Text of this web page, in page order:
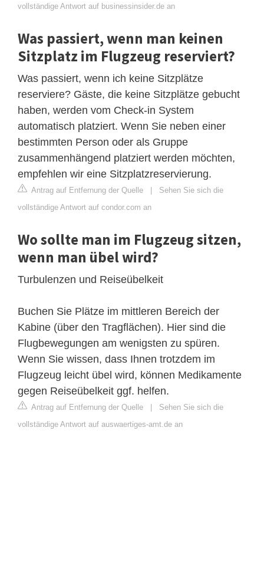
vollständige Antwort auf businessinsider.de an
Was passiert, wenn man keinen
Sitzplatz im Flugzeug reserviert?
Was passiert, wenn ich keine Sitzplätze
reserviere? Gäste, die keine Sitzplätze gebucht
haben, werden vom Check-in System
automatisch platziert. Wenn Sie neben einer
bestimmten Person oder als Gruppe
zusammenhängend platziert werden möchten,
empfehlen wir eine Sitzplatzreservierung.
Antrag auf Entfernung der Quelle | Sehen Sie sich die
vollständige Antwort auf condor.com an
Wo sollte man im Flugzeug sitzen,
wenn man übel wird?
Turbulenzen und Reiseübelkeit
Buchen Sie Plätze im mittleren Bereich der
Kabine (über den Tragflächen). Hier sind die
Flugbewegungen am wenigsten zu spüren.
Wenn Sie wissen, dass Ihnen trotzdem im
Flugzeug leicht übel wird, können Medikamente
gegen Reiseübelkeit ggf. helfen.
Antrag auf Entfernung der Quelle | Sehen Sie sich die
vollständige Antwort auf auswaertiges-amt.de an